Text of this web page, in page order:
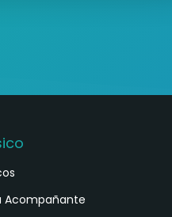
Acompañante